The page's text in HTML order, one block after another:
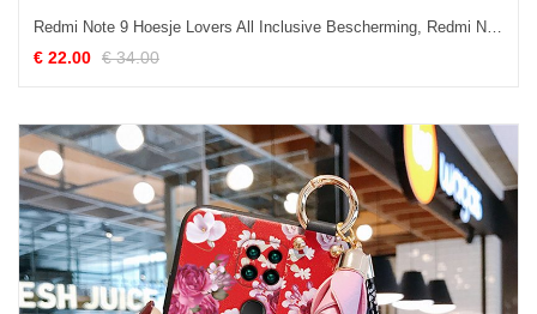
Redmi Note 9 Hoesje Lovers All Inclusive Bescherming, Redmi Note 9 Hoesje Spotprent Mini Beige
€ 22.00 € 34.00